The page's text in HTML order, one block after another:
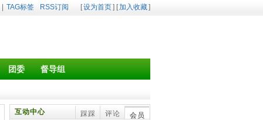
TAG标签 RSS订阅 [设为首页] [加入收藏]
团委 督导组
互动中心 踩踩 评论
会员